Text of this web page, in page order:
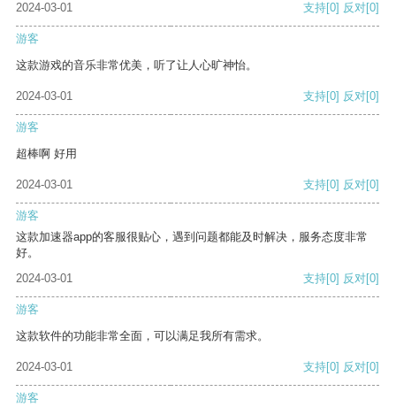
2024-03-01 支持[0] 反对[0]
游客
这款游戏的音乐非常优美，听了让人心旷神怡。
2024-03-01 支持[0] 反对[0]
游客
超棒啊 好用
2024-03-01 支持[0] 反对[0]
游客
这款加速器app的客服很贴心，遇到问题都能及时解决，服务态度非常
好。
2024-03-01
支持[0] 反对[0]
游客
这款软件的功能非常全面，可以满足我所有需求。
2024-03-01 支持[0] 反对[0]
游客